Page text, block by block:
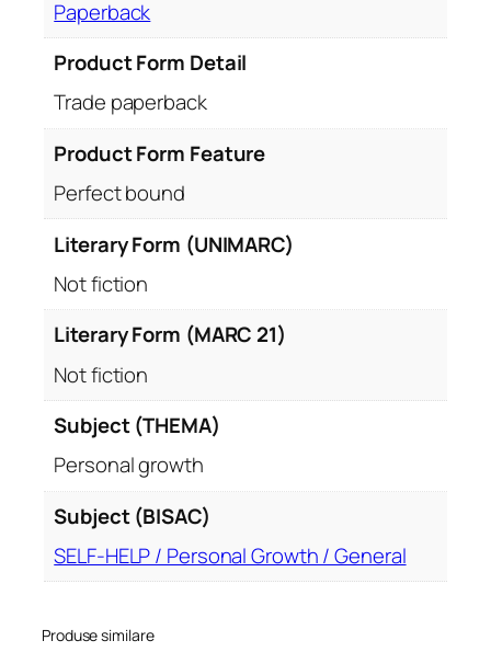
Paperback
Product Form Detail
Trade paperback
Product Form Feature
Perfect bound
Literary Form (UNIMARC)
Not fiction
Literary Form (MARC 21)
Not fiction
Subject (THEMA)
Personal growth
Subject (BISAC)
SELF-HELP / Personal Growth / General
Produse similare